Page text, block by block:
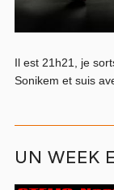
Il est 21h21, je
Sonikem et suis
UN WEEK